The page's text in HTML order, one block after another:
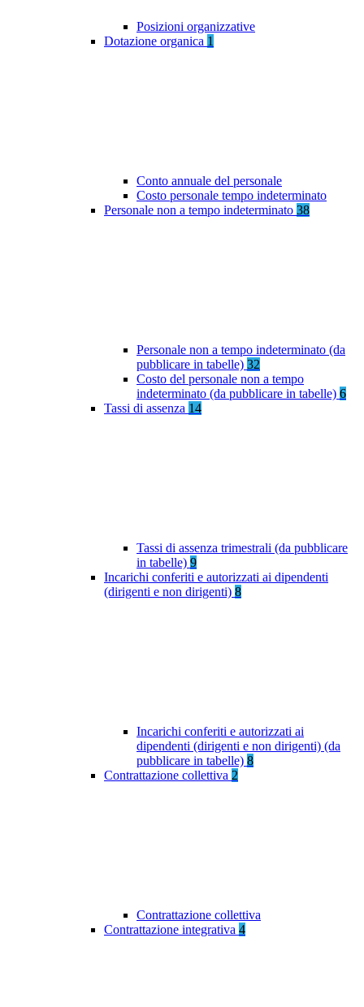
Posizioni organizzative
Dotazione organica 1
Conto annuale del personale
Costo personale tempo indeterminato
Personale non a tempo indeterminato 38
Personale non a tempo indeterminato (da
pubblicare in tabelle) 32
Costo del personale non a tempo
indeterminato (da pubblicare in tabelle) 6
Tassi di assenza 14
Tassi di assenza trimestrali (da pubblicare
in tabelle) 9
Incarichi conferiti e autorizzati ai dipendenti
(dirigenti e non dirigenti) 8
Incarichi conferiti e autorizzati ai
dipendenti (dirigenti e non dirigenti) (da
pubblicare in tabelle) 8
Contrattazione collettiva 2
Contrattazione collettiva
Contrattazione integrativa 4